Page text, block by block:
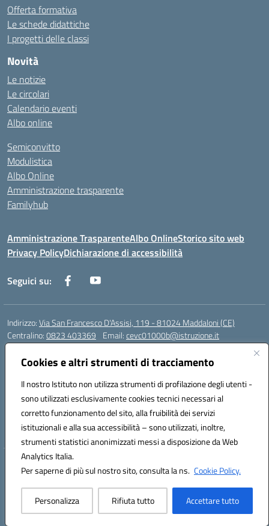
Cookies e altri strumenti di tracciamento
Il nostro Istituto non utilizza strumenti di profilazione degli utenti -
sono utilizzati esclusivamente cookies tecnici necessari al
corretto funzionamento del sito, alla fruibilità dei servizi
istituzionali e alla sua accessibilità – sono utilizzati, inoltre,
strumenti statistici anonimizzati messi a disposizione da Web
Analytics Italia.
Per saperne di più sul nostro sito, consulta la ns. Cookie Policy.
Personalizza Rifiuta tutto Accettare tutto
Offerta formativa
Le schede didattiche
I progetti delle classi
Novità
Le notizie
Le circolari
Calendario eventi
Albo online
Semiconvitto
Modulistica
Albo Online
Amministrazione trasparente
Familyhub
Amministrazione TrasparenteAlbo OnlineStorico sito web
Privacy PolicyDichiarazione di accessibilità
Seguici su:
Indirizzo:Via San Francesco D'Assisi, 119 - 81024 Maddaloni (CE)
Centralino:0823 403369 Email:cevc01000b@istruzione.it
Posta elettronica certificata (PEC):
Codice fiscale: 80004990612 (Convitto) - 93044680614 (Scuole
Annesse)
Codice meccanografico:CEVC01000B
Codice Indice delle Pubbliche Amministrazioni (IPA): istsc_cevc01000b
Codice unico di fatturazione (CUF): ZUT1RT
Hosting & Powered by 3D Solution S.r.l.
Concept & Design by Designers Italia